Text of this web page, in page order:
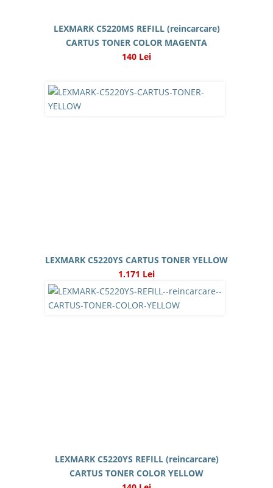
LEXMARK C5220MS REFILL (reincarcare)
CARTUS TONER COLOR MAGENTA
140 Lei
LEXMARK C5220YS CARTUS TONER YELLOW
1.171 Lei
LEXMARK C5220YS REFILL (reincarcare)
CARTUS TONER COLOR YELLOW